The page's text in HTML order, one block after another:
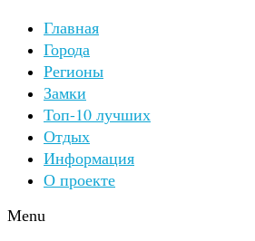
Главная
Города
Регионы
Замки
Топ-10 лучших
Отдых
Информация
О проекте
Menu